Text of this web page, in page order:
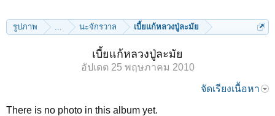
รูปภาพ ... นะจักรวาล เบี้ยแก้หลวงปู่ละมัย
เบี้ยแก้หลวงปู่ละมัย
อัปเดต 25 พฤษภาคม 2010
จัดเรียงเนื้อหา
There is no photo in this album yet.